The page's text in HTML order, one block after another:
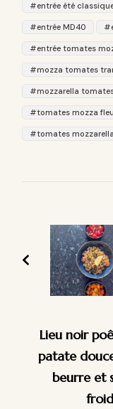
entrée été
entrée MD40
entrée tomates
mozza tomates
mozzarella
tomates mozza
tomates mozzarella
Lieu noir
patate
beurre et